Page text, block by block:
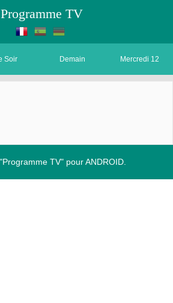
Programme TV
Soir Demain Mercredi 12
TV" pour ANDROID.